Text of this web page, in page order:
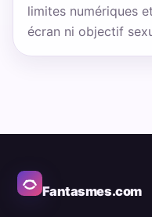
limites numériques
écran ni objectif
Fantasmes.com